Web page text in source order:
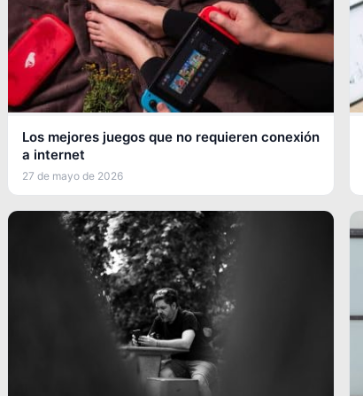
Los mejores juegos que no requieren conexión
a internet
27 de mayo de 2026